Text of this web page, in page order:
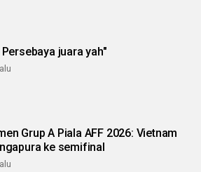
Persebaya juara yah"
Grup A Piala AFF 2026: Vietnam
ke semifinal